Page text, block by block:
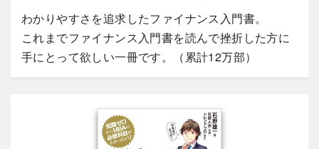
わかりやすさを追求したファイナンス入門書。
これまでファイナンス入門書を読んで挫折した方に
手にとって欲しい一冊です。（累計12万部）